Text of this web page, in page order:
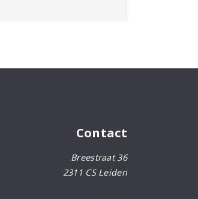
Contact
Breestraat 36
2311 CS Leiden